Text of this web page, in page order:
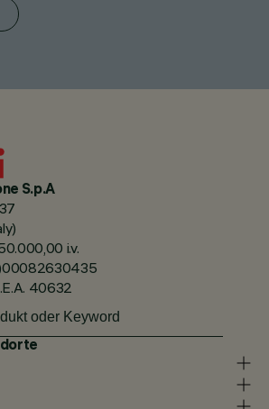
S.p.A
i.v.
40632